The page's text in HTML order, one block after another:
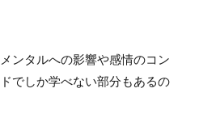
ンタルへの影響や感情のコン
でしか学べない部分もあるの